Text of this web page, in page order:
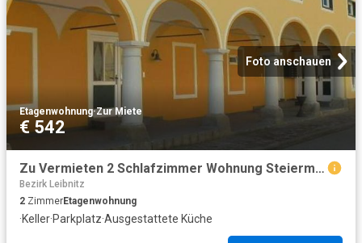
Foto anschauen
Etagenwohnung·Zur Miete
€ 542
Zu Vermieten 2 Schlafzimmer Wohnung Steiermark Steiermark DS104713058
Bezirk Leibnitz
2 ZimmerEtagenwohnung
·Keller·Parkplatz·Ausgestattete Küche